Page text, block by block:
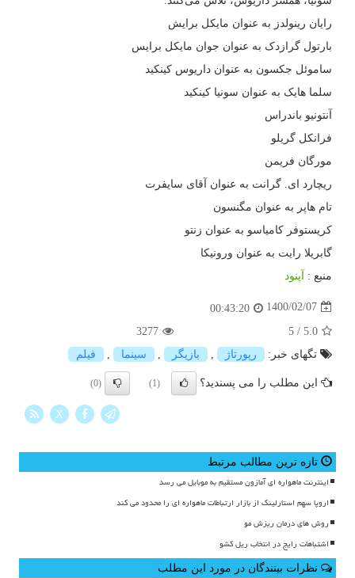
رایان رینولدز به عنوان مایکل برایش
بارتول گرازدک به عنوان جوان مایکل برایس
ساموئل جکسون به عنوان داریوس کینکید
سلما هایک به عنوان سونیا کینکید
آنتونیو باندراس
فرانکل گریلو
مورگان فریمن
ریچارد ای. گرانت به عنوان آقای سایفرت
تام هاپر به عنوان مگنسون
کریستوفر کامیاسو به عنوان زنتو
گابریلا رایت به عنوان ورونیکا
منبع :
آپنود
1400/02/07
00:43:20
5.0
/
5
3277
تگهای خبر:
رپورتاژ بازیگر سینما فیلم
این مطلب را می پسندید؟ (1)
(0)
X
تازه ترین مطالب مرتبط
اینترنت ماهواره ای آمازون مستقیم به موبایل می رسد
اروپا سهم استارلینک از بازار ارتباطات ماهواره ای را محدود می کند
روش های درمان ریزش مو
اشتباهات رایج در انتخاب ریل کشو
نظرات بینندگان در مورد این مطلب